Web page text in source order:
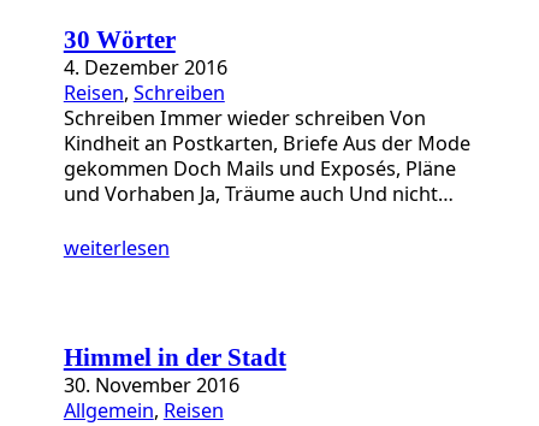
30 Wörter
4. Dezember 2016
Reisen, Schreiben
Schreiben Immer wieder schreiben Von
Kindheit an Postkarten, Briefe Aus der Mode
gekommen Doch Mails und Exposés, Pläne
und Vorhaben Ja, Träume auch Und nicht…
weiterlesen
Himmel in der Stadt
30. November 2016
Allgemein, Reisen